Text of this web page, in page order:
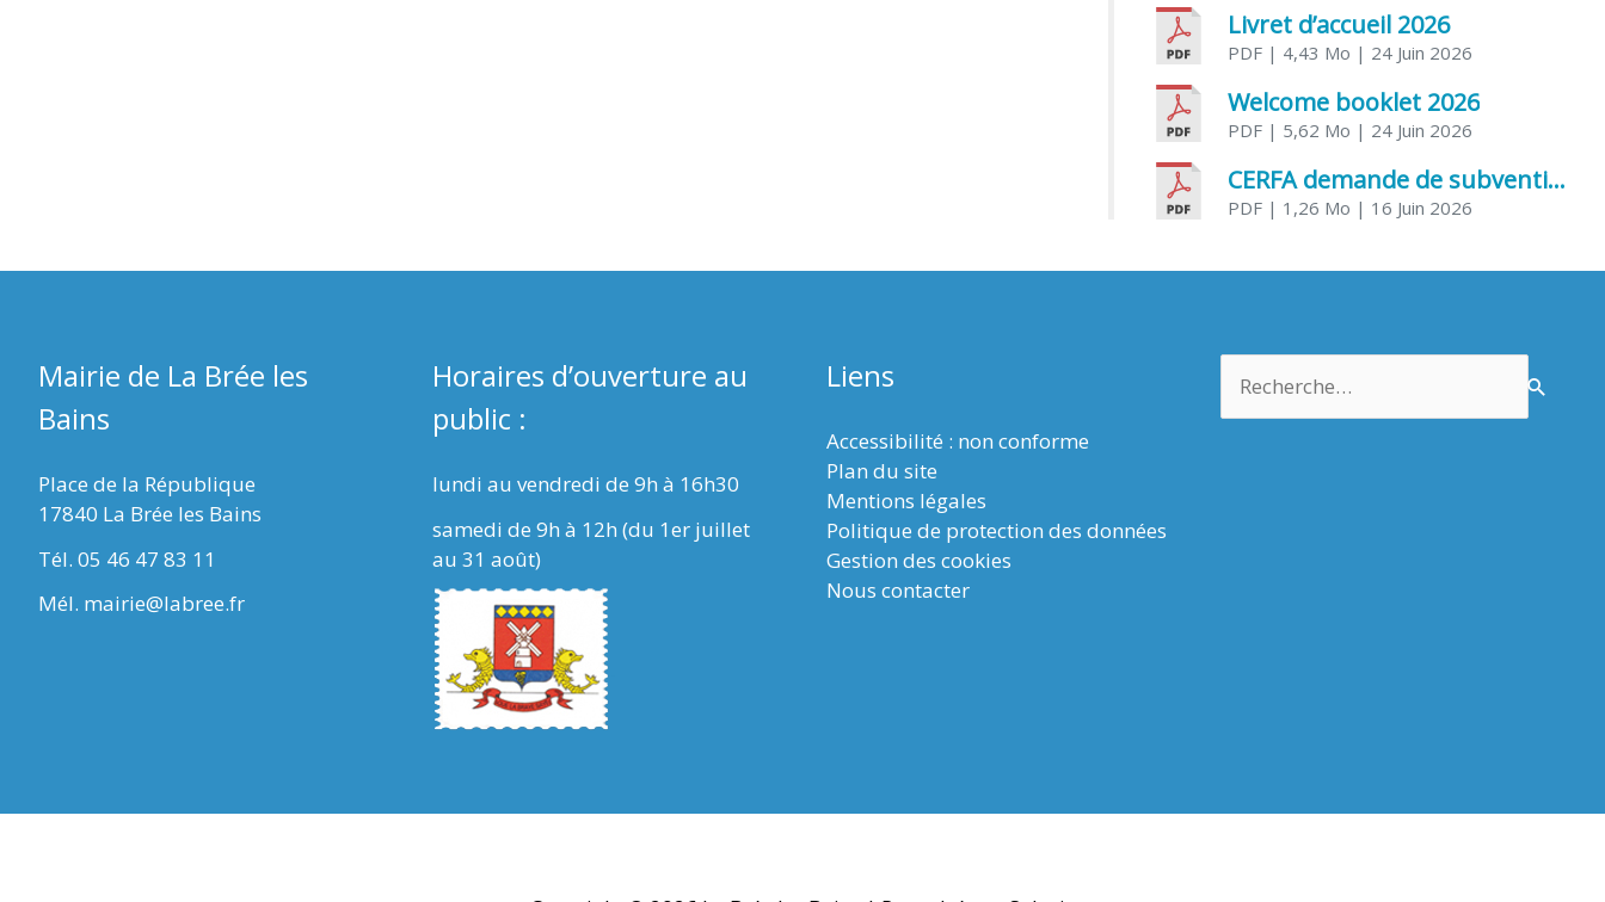
Livret d’accueil 2026
PDF | 4,43 Mo | 24 Juin 2026
Welcome booklet 2026
PDF | 5,62 Mo | 24 Juin 2026
CERFA demande de subvention association
PDF | 1,26 Mo | 16 Juin 2026
Mairie de La Brée les
Bains
Place de la République
17840 La Brée les Bains
Tél. 05 46 47 83 11
Mél. mairie@labree.fr
Horaires d’ouverture au
public :
lundi au vendredi de 9h à 16h30
samedi de 9h à 12h (du 1er juillet
au 31 août)
Liens
Accessibilité : non conforme
Plan du site
Mentions légales
Politique de protection des données
Gestion des cookies
Nous contacter